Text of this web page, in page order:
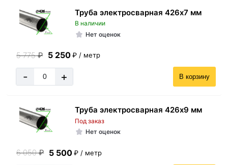
Труба электросварная 426х7 мм
В наличии
Нет оценок
5 775₽ 5 250 ₽ / метр
- + В корзину
Труба электросварная 426х9 мм
Под заказ
Нет оценок
6 050₽ 5 500 ₽ / метр